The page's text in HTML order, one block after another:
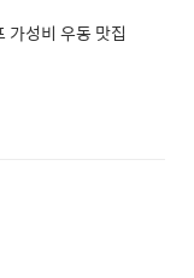
가성비 우동 맛집